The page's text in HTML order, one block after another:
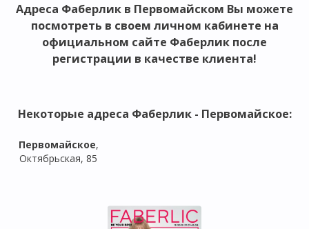
Адреса Фаберлик в Первомайском Вы можете
посмотреть в своем личном кабинете на
официальном сайте Фаберлик после
регистрации в качестве клиента!
Некоторые адреса Фаберлик - Первомайское:
Первомайское,
Октябрьская, 85